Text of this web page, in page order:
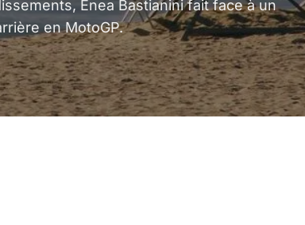
Enea Bastianini fait face à un
en MotoGP.